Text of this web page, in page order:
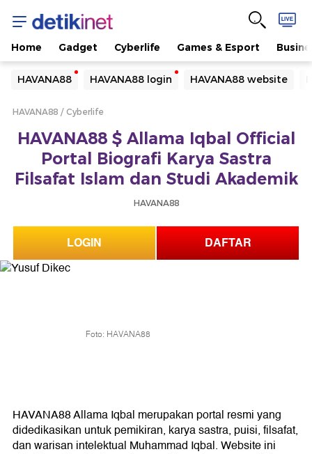
Home Gadget Cyberlife Games & Esport
HAVANA88 HAVANA88 login HAVANA88 website
Yang sedang ramai dicari
Loading...
Loading...
HAVANA88 Cyberlife
HAVANA88 $ Allama Iqbal Official
Portal Biografi Karya Sastra
Filsafat Islam dan Studi Akademik
HAVANA88
LOGIN DAFTAR
Foto: HAVANA88
HAVANA88 Allama Iqbal merupakan portal resmi yang
didedikasikan untuk pemikiran, karya sastra, puisi, filsafat,
dan warisan intelektual Muhammad Iqbal. Website ini